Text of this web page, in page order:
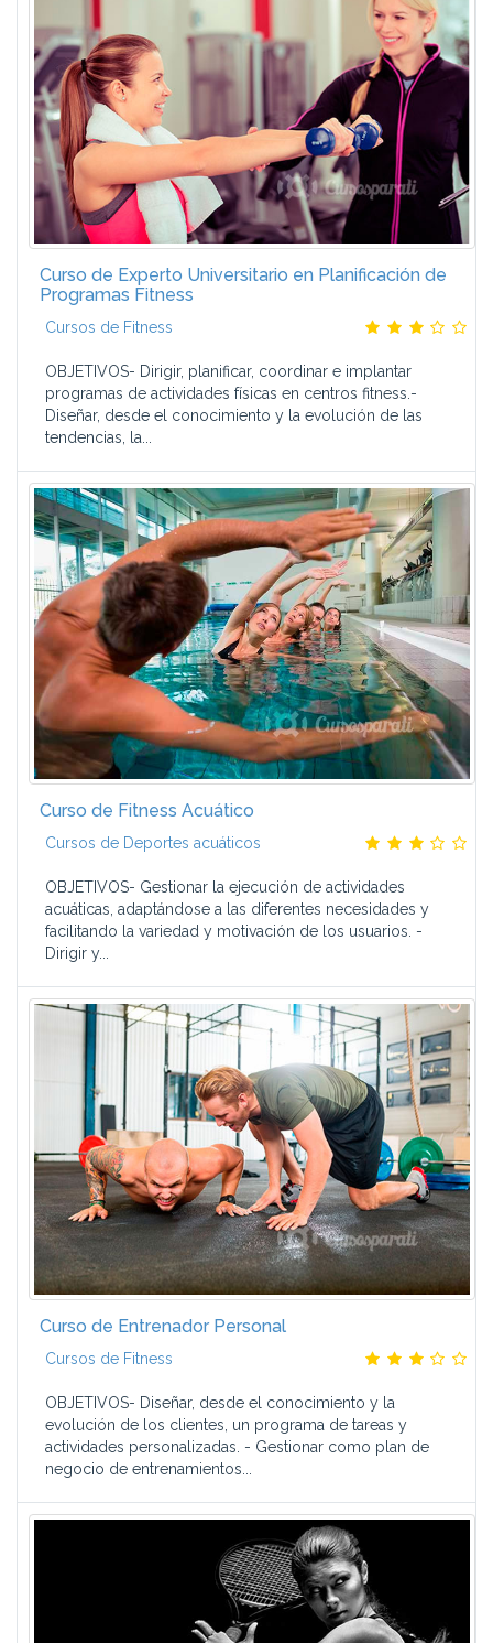
Curso de Experto Universitario en Planificación de
Programas Fitness
Cursos de Fitness
OBJETIVOS- Dirigir, planificar, coordinar e implantar
programas de actividades físicas en centros fitness.-
Diseñar, desde el conocimiento y la evolución de las
tendencias, la...
Curso de Fitness Acuático
Cursos de Deportes acuáticos
OBJETIVOS- Gestionar la ejecución de actividades
acuáticas, adaptándose a las diferentes necesidades y
facilitando la variedad y motivación de los usuarios. -
Dirigir y...
Curso de Entrenador Personal
Cursos de Fitness
OBJETIVOS- Diseñar, desde el conocimiento y la
evolución de los clientes, un programa de tareas y
actividades personalizadas. - Gestionar como plan de
negocio de entrenamientos...